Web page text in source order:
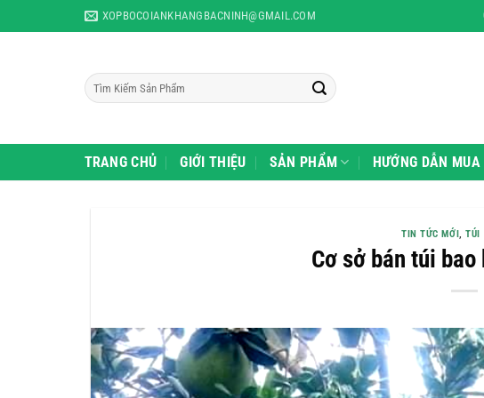
to
XOPBOCOIANKHANGBACNINH@GMAIL.COM CTY
Tìm
kiếm:
TRANG CHỦ GIỚI THIỆU SẢN PHẨM HƯỚNG DẪN MUA
TIN TỨC MỚI,TÚI
Cơ sở bán túi